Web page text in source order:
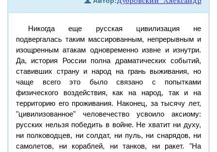
Никогда еще русская цивилизация не
подвергалась таким массированным, непрерывным и
изощренным атакам одновременно извне и изнутри.
Да, история России полна драматических событий,
ставивших страну и народ на грань выживания, но
чаще всего это было связано с попытками
физического воздействия, как на народ, так и на
территорию его проживания. Наконец, за тысячу лет,
"цивилизованное" человечество усвоило аксиому:
русских нельзя победить в войне. Не хватит ни духу,
ни полководцев, ни солдат, ни пуль, ни снарядов, ни
самолетов, ни кораблей, ни танков, ни ракет. "На